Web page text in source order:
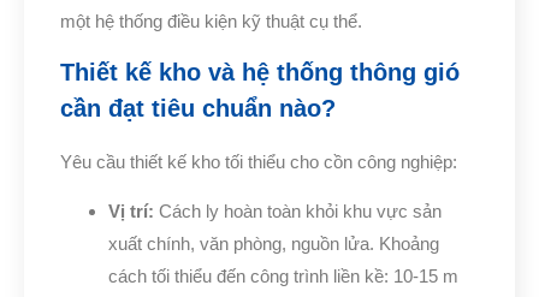
một hệ thống điều kiện kỹ thuật cụ thể.
Thiết kế kho và hệ thống thông gió
cần đạt tiêu chuẩn nào?
Yêu cầu thiết kế kho tối thiểu cho cồn công nghiệp:
Vị trí: Cách ly hoàn toàn khỏi khu vực sản
xuất chính, văn phòng, nguồn lửa. Khoảng
cách tối thiểu đến công trình liền kề: 10-15 m